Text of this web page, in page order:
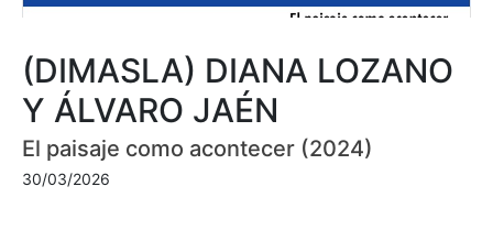
(DIMASLA) DIANA LOZANO
Y ÁLVARO JAÉN
El paisaje como acontecer (2024)
30/03/2026